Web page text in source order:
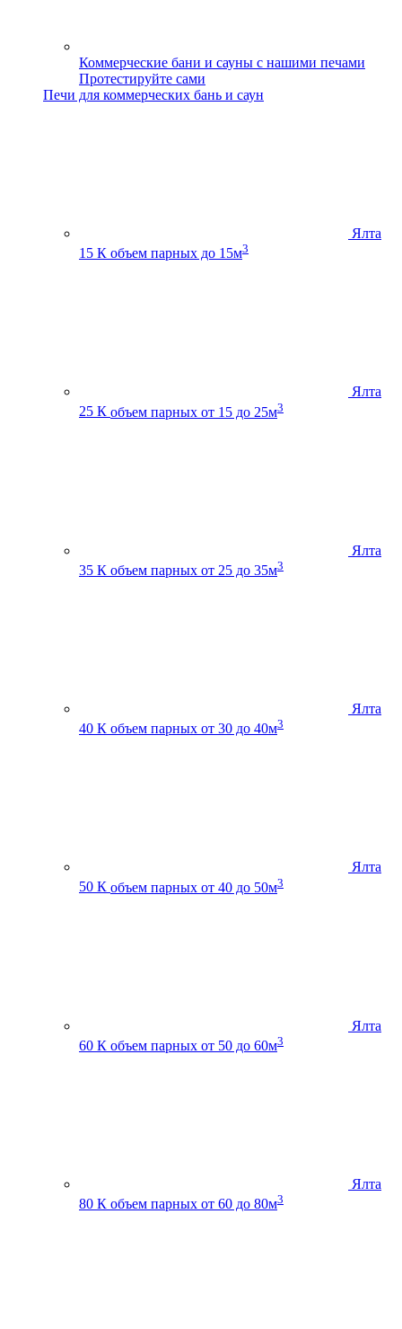
Коммерческие бани и сауны с нашими печами
Протестируйте сами
Печи для коммерческих бань и саун
Ялта
15 К объем парных до 15м3
Ялта
25 К объем парных от 15 до 25м3
Ялта
35 К объем парных от 25 до 35м3
Ялта
40 К объем парных от 30 до 40м3
Ялта
50 К объем парных от 40 до 50м3
Ялта
60 К объем парных от 50 до 60м3
Ялта
80 К объем парных от 60 до 80м3